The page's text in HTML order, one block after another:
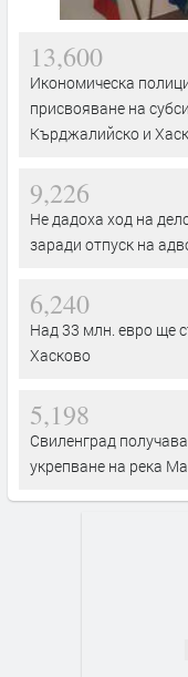
13,600
Икономическа
присвояване на
Кърджалийско и
9,226
Не дадоха ход на
заради отпуск на
6,240
Над 33 млн. евро ще
Хасково
5,198
Свиленград
укрепване на река